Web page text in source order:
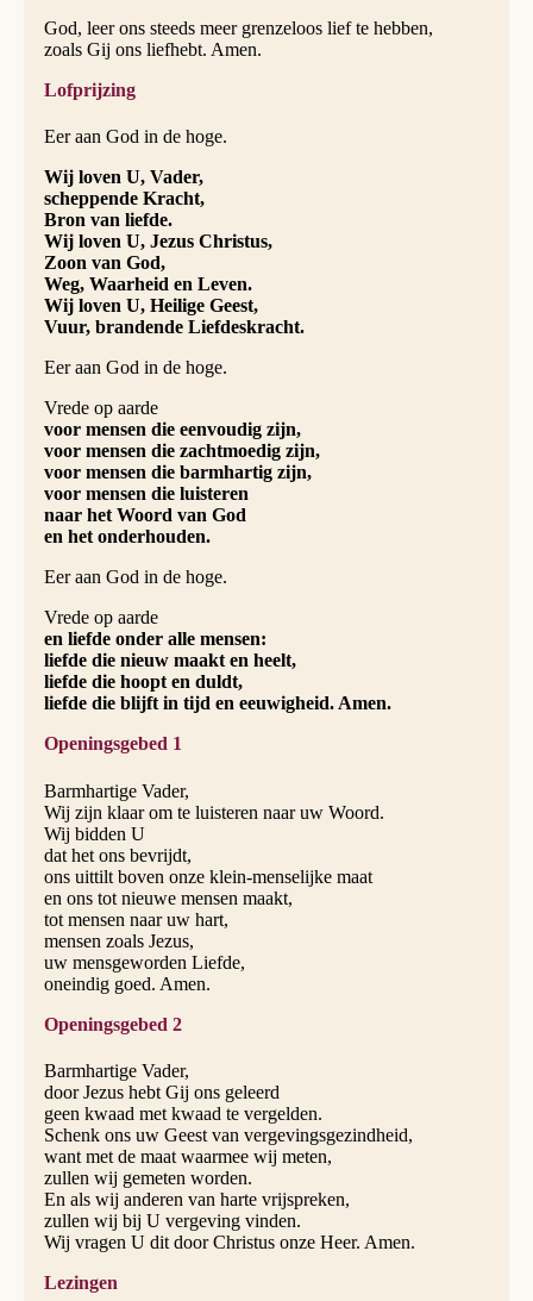
God, leer ons steeds meer grenzeloos lief te hebben,
zoals Gij ons liefhebt. Amen.
Lofprijzing
Eer aan God in de hoge.
Wij loven U, Vader,
scheppende Kracht,
Bron van liefde.
Wij loven U, Jezus Christus,
Zoon van God,
Weg, Waarheid en Leven.
Wij loven U, Heilige Geest,
Vuur, brandende Liefdeskracht.
Eer aan God in de hoge.
Vrede op aarde
voor mensen die eenvoudig zijn,
voor mensen die zachtmoedig zijn,
voor mensen die barmhartig zijn,
voor mensen die luisteren
naar het Woord van God
en het onderhouden.
Eer aan God in de hoge.
Vrede op aarde
en liefde onder alle mensen:
liefde die nieuw maakt en heelt,
liefde die hoopt en duldt,
liefde die blijft in tijd en eeuwigheid. Amen.
Openingsgebed 1
Barmhartige Vader,
Wij zijn klaar om te luisteren naar uw Woord.
Wij bidden U
dat het ons bevrijdt,
ons uittilt boven onze klein-menselijke maat
en ons tot nieuwe mensen maakt,
tot mensen naar uw hart,
mensen zoals Jezus,
uw mensgeworden Liefde,
oneindig goed. Amen.
Openingsgebed 2
Barmhartige Vader,
door Jezus hebt Gij ons geleerd
geen kwaad met kwaad te vergelden.
Schenk ons uw Geest van vergevingsgezindheid,
want met de maat waarmee wij meten,
zullen wij gemeten worden.
En als wij anderen van harte vrijspreken,
zullen wij bij U vergeving vinden.
Wij vragen U dit door Christus onze Heer. Amen.
Lezingen